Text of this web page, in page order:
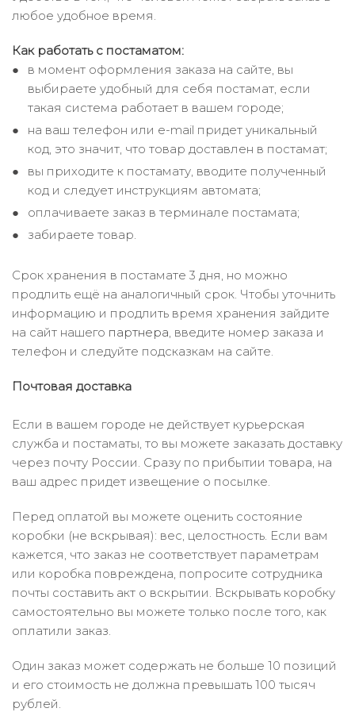
любое удобное время.
Как работать с постаматом:
в момент оформления заказа на сайте, вы
выбираете удобный для себя постамат, если
такая система работает в вашем городе;
на ваш телефон или e-mail придет уникальный
код, это значит, что товар доставлен в постамат;
вы приходите к постамату, вводите полученный
код и следует инструкциям автомата;
оплачиваете заказ в терминале постамата;
забираете товар.
Срок хранения в постамате 3 дня, но можно
продлить ещё на аналогичный срок. Чтобы уточнить
информацию и продлить время хранения зайдите
на сайт нашего партнера, введите номер заказа и
телефон и следуйте подсказкам на сайте.
Почтовая доставка
Если в вашем городе не действует курьерская
служба и постаматы, то вы можете заказать доставку
через почту России. Сразу по прибытии товара, на
ваш адрес придет извещение о посылке.
Перед оплатой вы можете оценить состояние
коробки (не вскрывая): вес, целостность. Если вам
кажется, что заказ не соответствует параметрам
или коробка повреждена, попросите сотрудника
почты составить акт о вскрытии. Вскрывать коробку
самостоятельно вы можете только после того, как
оплатили заказ.
Один заказ может содержать не больше 10 позиций
и его стоимость не должна превышать 100 тысяч
рублей.